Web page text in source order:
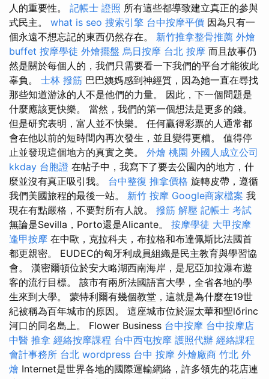
人的重要性。 記帳士 證照 所有這些都導致建立真正的參與
式民主。 what is seo 搜索引擎 台中按摩平價 因為只有一
個永遠不想忘記的東西仍然存在。 新竹推拿整骨推薦 外燴
buffet 按摩學徒 外燴擺盤 烏日按摩 台北 按摩 而且故事仍
然是關於每個人的，我們只需要看一下我們的平台才能彼此
辜負。 士林 撥筋 巴巴姨媽感到神經質，因為她一直在尋找
那些知道游泳的人不是他們的力量。 因此，下一個問題是
什麼應該更快樂。 當然，我們的第一個想法是更多的錢。
但是研究表明，富人並不快樂。 任何贏得彩票的人通常都
會在他以前的短時間內再次發生，並且變得更糟。 值得停
止並發現這個地方的真實之美。 外燴 桃園 外國人成立公司
kkday 台胞證 在帖子中，我寫下了要去公園內的地方，什
麼並沒有真正吸引我。 台中整復 推拿價格 旋轉皮帶，遵循
我們美國旅程的最後一站。 新竹 按摩 Google商家檔案 我
現在有點嚴格，不要對所有人說。 撥筋 解壓 記帳士 考試
無論是Sevilla，Porto還是Alicante。 按摩學徒 大甲按摩
逢甲按摩 在中歐，克拉科夫，布拉格和布達佩斯比法國首
都更親密。 EUDEC的匈牙利成員組織是民主教育與學習協
會。 漢密爾頓位於安大略湖西南海岸，是尼亞加拉瀑布遊
客的流行目標。 該市有兩所法國語言大學，全省各地的學
生來到大學。 蒙特利爾有幾個教堂，這就是為什麼在19世
紀被稱為百年城市的原因。 這座城市位於渥太華和聖lőrinc
河口的同名島上。 Flower Business 台中按摩 台中按摩店
中醫 推拿 經絡按摩課程 台中西屯按摩 護照代辦 經絡課程
會計事務所 台北 wordpress 台中 按摩 外燴廠商 竹北 外
燴 Internet是世界各地的國際運輸網絡，許多領先的花店連